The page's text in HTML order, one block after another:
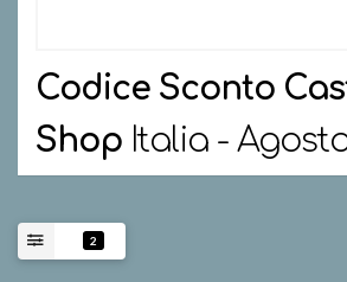
Codice Sconto
Shop Italia -
2